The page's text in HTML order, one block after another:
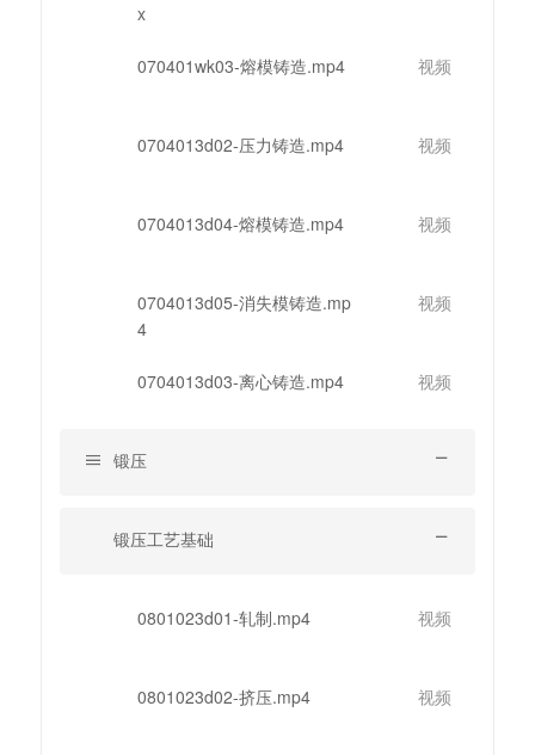
x
070401wk03-熔模铸造.mp4 视频
0704013d02-压力铸造.mp4 视频
0704013d04-熔模铸造.mp4 视频
0704013d05-消失模铸造.mp
4
视频
0704013d03-离心铸造.mp4 视频
锻压
锻压工艺基础
0801023d01-轧制.mp4 视频
0801023d02-挤压.mp4 视频